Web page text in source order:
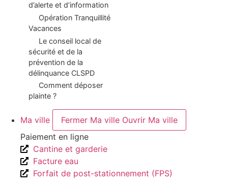
d’alerte et d’information
Opération Tranquillité
Vacances
Le conseil local de
sécurité et de la
prévention de la
délinquance CLSPD
Comment déposer
plainte ?
Ma ville Fermer Ma ville Ouvrir Ma ville
Paiement en ligne
Cantine et garderie
Facture eau
Forfait de post-stationnement (FPS)